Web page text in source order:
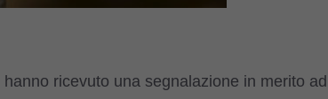
hanno ricevuto una segnalazione in merito ad